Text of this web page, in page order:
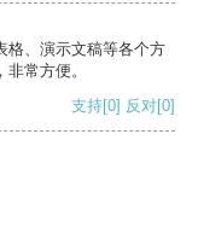
格、演示文稿等各个方
常方便。
支持[0] 反对[0]